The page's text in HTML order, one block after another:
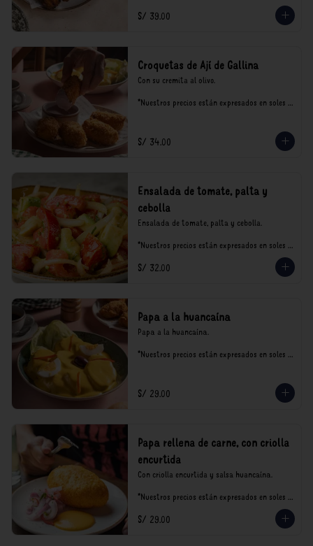
consumo.
S/ 39.00
Croquetas de Ají de Gallina
Con su cremita al olivo.
*Nuestros precios están expresados en soles e
S/ 34.00
Ensalada de tomate, palta y
cebolla
Ensalada de tomate, palta y cebolla.
*Nuestros precios están expresados en soles e
consumo.
S/ 32.00
Papa a la huancaína
Papa a la huancaína.
*Nuestros precios están expresados en soles e
S/ 29.00
Papa rellena de carne, con criolla
encurtida
Con criolla encurtida y salsa huancaína.
*Nuestros precios están expresados en soles e
consumo.
S/ 29.00